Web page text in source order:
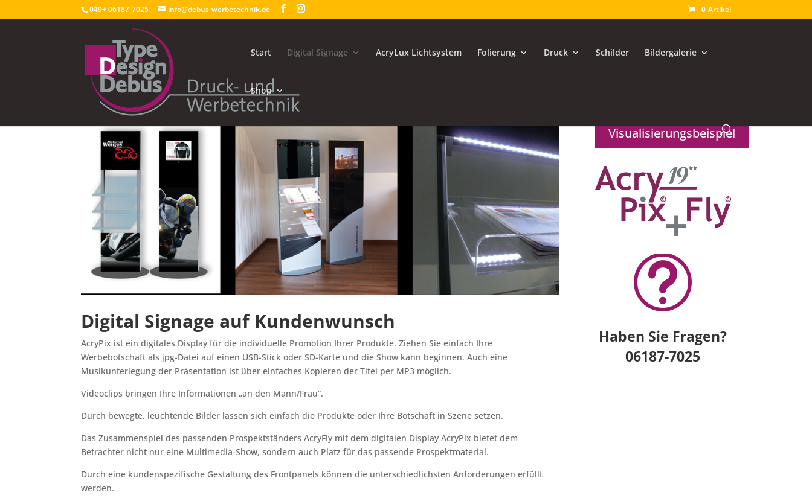
049+ 06187-7025 info@debus-werbetechnik.de 0-Artikel
Start Digital Signage AcryLux Lichtsystem Folierung Druck Schilder Bildergalerie
Shop
Digital Signage auf Kundenwunsch
AcryPix ist ein digitales Display für die individuelle Promotion Ihrer Produkte. Ziehen Sie einfach Ihre
Werbebotschaft als jpg-Datei auf einen USB-Stick oder SD-Karte und die Show kann beginnen. Auch eine
Musikunterlegung der Präsentation ist über einfaches Kopieren der Titel per MP3 möglich.
Videoclips bringen Ihre Informationen „an den Mann/Frau“.
Durch bewegte, leuchtende Bilder lassen sich einfach die Produkte oder Ihre Botschaft in Szene setzen.
Das Zusammenspiel des passenden Prospektständers AcryFly mit dem digitalen Display AcryPix bietet dem
Betrachter nicht nur eine Multimedia-Show, sondern auch Platz für das passende Prospektmaterial.
Durch eine kundenspezifische Gestaltung des Frontpanels können die unterschiedlichsten Anforderungen erfüllt
werden.
Visualisierungsbeispiel
t
Haben Sie Fragen?
06187-7025